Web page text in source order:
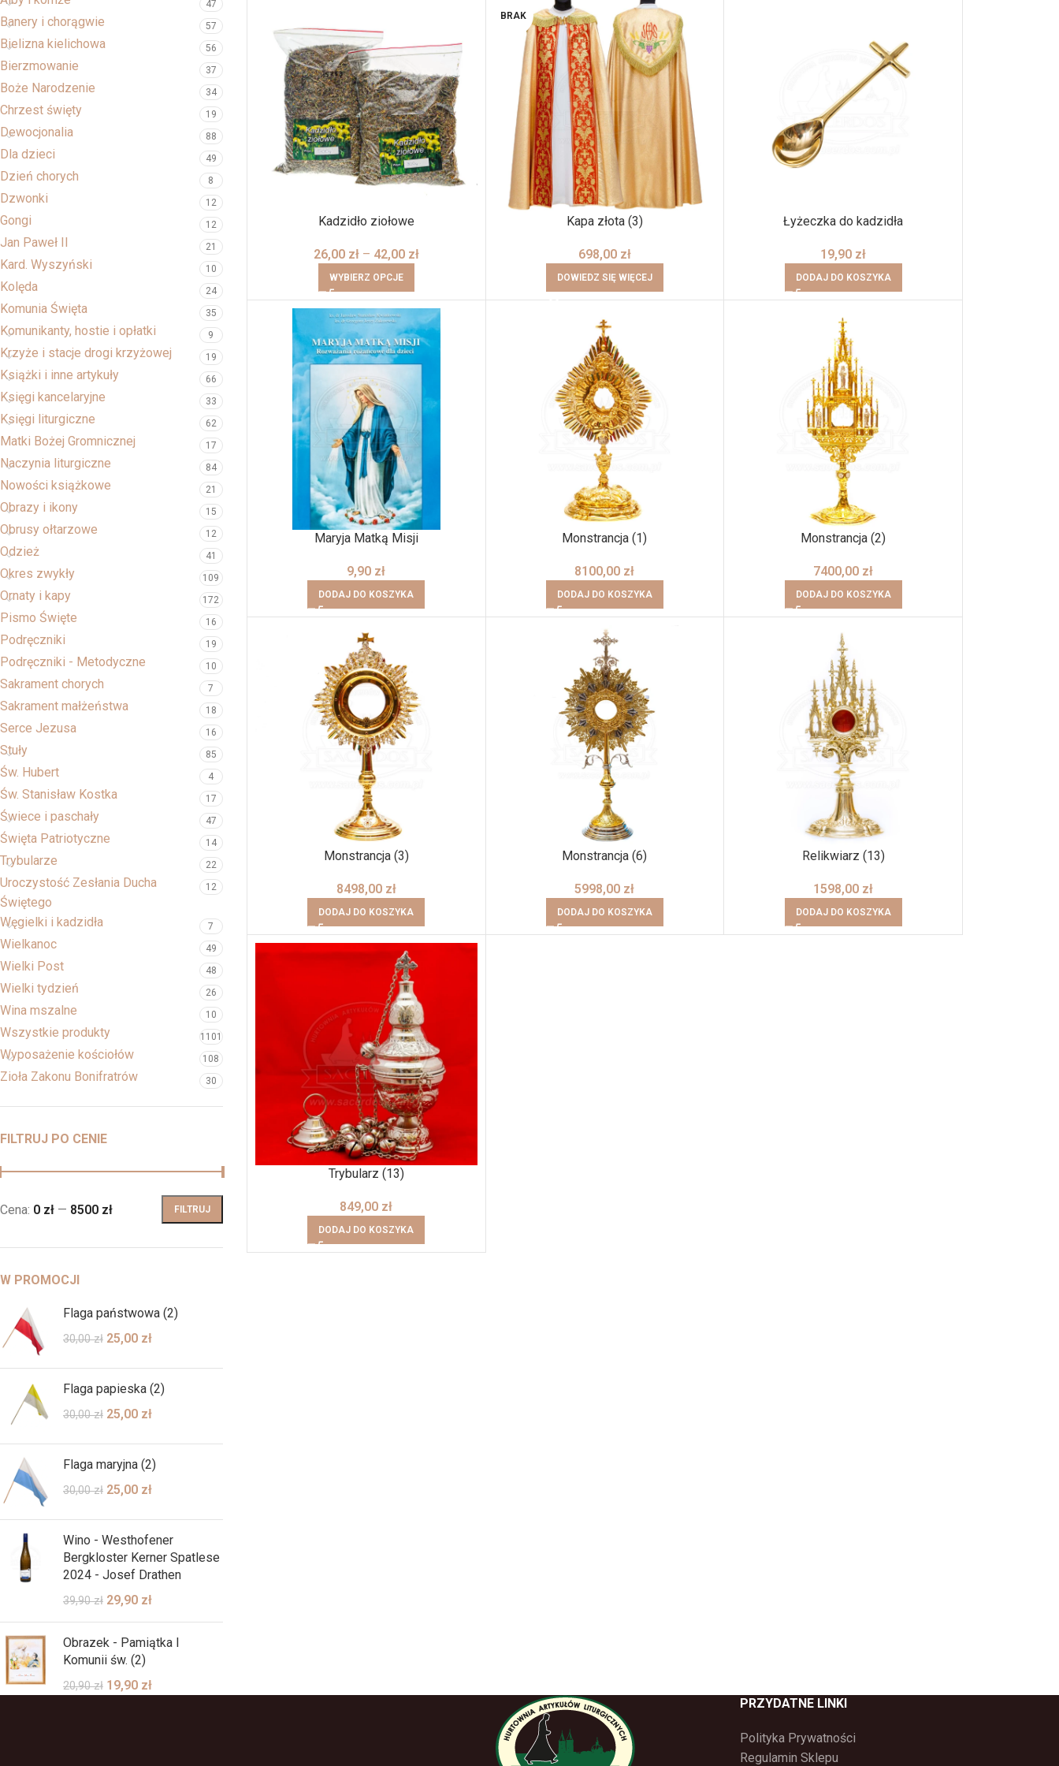
47
Banery i chorągwie 57
Bielizna kielichowa 56
Bierzmowanie 37
Boże Narodzenie 34
Chrzest święty 19
Dewocjonalia 88
Dla dzieci 49
Dzień chorych 8
Dzwonki 12
Gongi 12
Jan Paweł II 21
Kard. Wyszyński 10
Kolęda 24
Komunia Święta 35
Komunikanty, hostie i opłatki 9
Krzyże i stacje drogi krzyżowej 19
Książki i inne artykuły 66
Księgi kancelaryjne 33
Księgi liturgiczne 62
Matki Bożej Gromnicznej 17
Naczynia liturgiczne 84
Nowości książkowe 21
Obrazy i ikony 15
Obrusy ołtarzowe 12
Odzież 41
Okres zwykły 109
Ornaty i kapy 172
Pismo Święte 16
Podręczniki 19
Podręczniki - Metodyczne 10
Sakrament chorych 7
Sakrament małżeństwa 18
Serce Jezusa 16
Stuły 85
Św. Hubert 4
Św. Stanisław Kostka 17
Świece i paschały 47
Święta Patriotyczne 14
Trybularze 22
Uroczystość Zesłania Ducha
Świętego
12
Węgielki i kadzidła 7
Wielkanoc 49
Wielki Post 48
Wielki tydzień 26
Wina mszalne 10
Wszystkie produkty 1101
Wyposażenie kościołów 108
Zioła Zakonu Bonifratrów 30
FILTRUJ PO CENIE
FILTRUJ
Cena: 0 zł — 8500 zł
W PROMOCJI
Flaga państwowa (2)
30,00zł 25,00 zł
Flaga papieska (2)
30,00zł 25,00 zł
Flaga maryjna (2)
30,00zł 25,00 zł
Wino - Westhofener
Bergkloster Kerner Spatlese
2024 - Josef Drathen
39,90zł 29,90 zł
Obrazek - Pamiątka I
Komunii św. (2)
20,90zł 19,90 zł
Kadzidło ziołowe
26,00 zł – 42,00 zł
WYBIERZ OPCJE
BRAK
Kapa złota (3)
698,00 zł
DOWIEDZ SIĘ WIĘCEJ
Łyżeczka do kadzidła
19,90 zł
DODAJ DO KOSZYKA
Maryja Matką Misji
9,90 zł
DODAJ DO KOSZYKA
Monstrancja (1)
8100,00 zł
DODAJ DO KOSZYKA
Monstrancja (2)
7400,00 zł
DODAJ DO KOSZYKA
Monstrancja (3)
8498,00 zł
DODAJ DO KOSZYKA
Monstrancja (6)
5998,00 zł
DODAJ DO KOSZYKA
Relikwiarz (13)
1598,00 zł
DODAJ DO KOSZYKA
Trybularz (13)
849,00 zł
DODAJ DO KOSZYKA
PRZYDATNE LINKI
Polityka Prywatności
Regulamin Sklepu